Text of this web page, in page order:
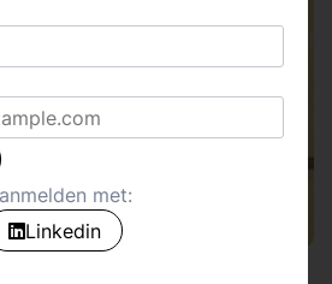
heb ik op dit platform een
met:
Linkedin